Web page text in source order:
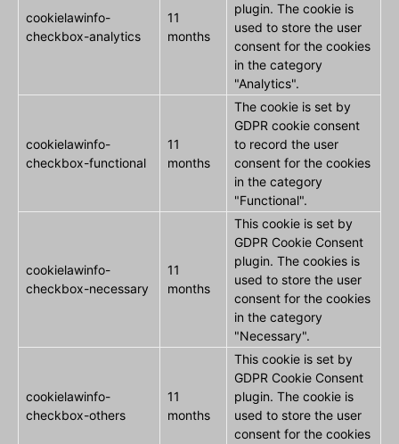
cookielawinfo-
checkbox-analytics
11
months
plugin. The cookie is
used to store the user
consent for the cookies
in the category
"Analytics".
cookielawinfo-
checkbox-functional
11
months
The cookie is set by
GDPR cookie consent
to record the user
consent for the cookies
in the category
"Functional".
cookielawinfo-
checkbox-necessary
11
months
This cookie is set by
GDPR Cookie Consent
plugin. The cookies is
used to store the user
consent for the cookies
in the category
"Necessary".
cookielawinfo-
checkbox-others
11
months
This cookie is set by
GDPR Cookie Consent
plugin. The cookie is
used to store the user
consent for the cookies